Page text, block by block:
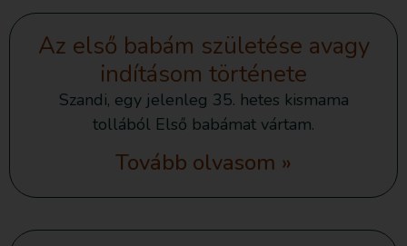
Az első babám születése avagy
indításom története
Szandi, egy jelenleg 35. hetes kismama
tollából Első babámat vártam.
Tovább olvasom »